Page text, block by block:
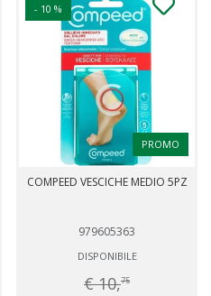
- 10 %
PROMO
COMPEED VESCICHE MEDIO 5PZ
979605363
DISPONIBILE
€ 10,75